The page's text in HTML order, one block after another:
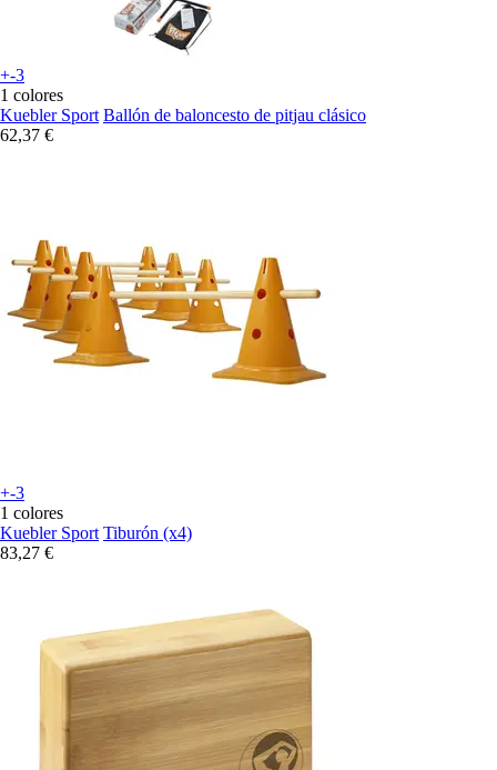
+-3
1 colores
Kuebler Sport Ballón de baloncesto de pitjau clásico
62,37 €
+-3
1 colores
Kuebler Sport Tiburón (x4)
83,27 €